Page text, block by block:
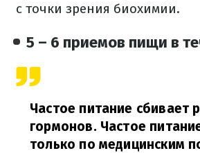
с точки зрения биохимии.
5 – 6 приемов пищи в
Частое питание сбивает
гормонов. Частое
только по медицинским